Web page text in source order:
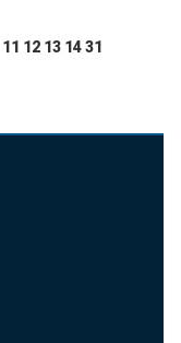
11 12 13 14 31